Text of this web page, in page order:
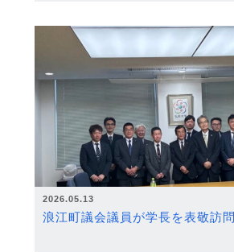
2026.05.13
浪江町議会議員が学長を表敬訪